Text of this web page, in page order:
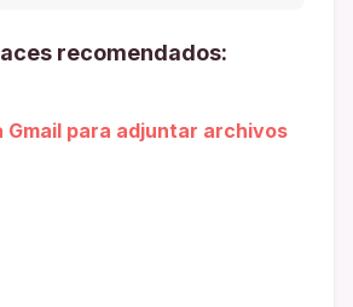
recomendados:
Gmail para adjuntar archivos